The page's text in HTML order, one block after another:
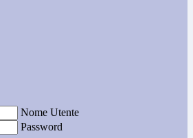
Nome Utente
Password